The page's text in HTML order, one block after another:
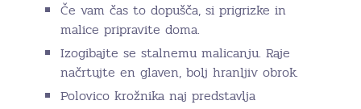
Če vam čas to dopušča, si prigrizke in
malice pripravite doma.
Izogibajte se stalnemu malicanju. Raje
načrtujte en glaven, bolj hranljiv obrok.
Polovico krožnika naj predstavlja